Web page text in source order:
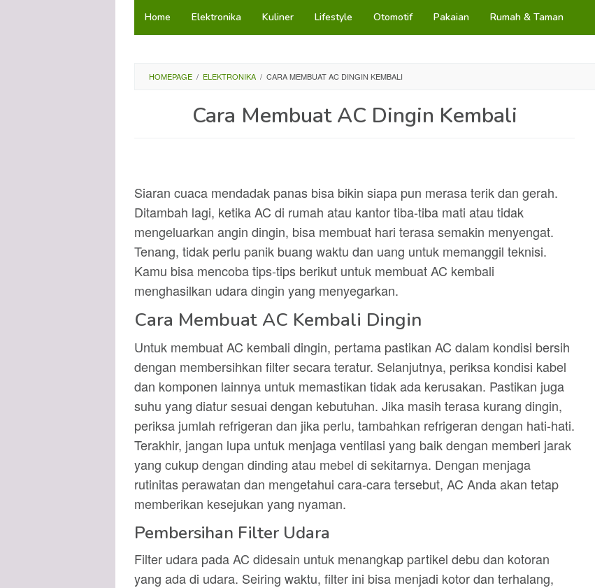
LoncatHome Elektronika Kuliner Lifestyle Otomotif Pakaian Rumah & Taman
HOMEPAGE / ELEKTRONIKA / CARA MEMBUAT AC DINGIN KEMBALI
Cara Membuat AC Dingin Kembali
Siaran cuaca mendadak panas bisa bikin siapa pun merasa terik dan gerah.
Ditambah lagi, ketika AC di rumah atau kantor tiba-tiba mati atau tidak
mengeluarkan angin dingin, bisa membuat hari terasa semakin menyengat.
Tenang, tidak perlu panik buang waktu dan uang untuk memanggil teknisi.
Kamu bisa mencoba tips-tips berikut untuk membuat AC kembali
menghasilkan udara dingin yang menyegarkan.
Cara Membuat AC Kembali Dingin
Untuk membuat AC kembali dingin, pertama pastikan AC dalam kondisi bersih
dengan membersihkan filter secara teratur. Selanjutnya, periksa kondisi kabel
dan komponen lainnya untuk memastikan tidak ada kerusakan. Pastikan juga
suhu yang diatur sesuai dengan kebutuhan. Jika masih terasa kurang dingin,
periksa jumlah refrigeran dan jika perlu, tambahkan refrigeran dengan hati-hati.
Terakhir, jangan lupa untuk menjaga ventilasi yang baik dengan memberi jarak
yang cukup dengan dinding atau mebel di sekitarnya. Dengan menjaga
rutinitas perawatan dan mengetahui cara-cara tersebut, AC Anda akan tetap
memberikan kesejukan yang nyaman.
Pembersihan Filter Udara
Filter udara pada AC didesain untuk menangkap partikel debu dan kotoran
yang ada di udara. Seiring waktu, filter ini bisa menjadi kotor dan terhalang,